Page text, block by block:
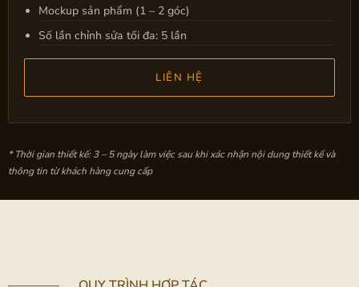
Mockup sản phẩm (1 – 2 góc)
Số lần chỉnh sửa tối đa: 5 lần
LIÊN HỆ
* Thời gian thiết kế: 3 – 5 ngày làm việc sau khi xác nhận nội dung thiết kế và
thông tin từ khách hàng cung cấp